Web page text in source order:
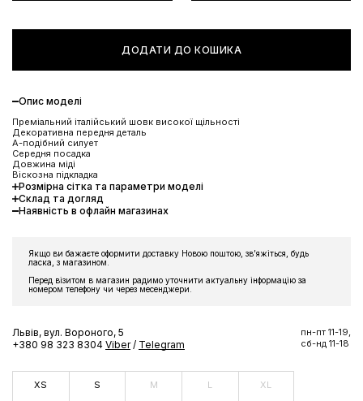
ДОДАТИ ДО КОШИКА
Опис моделі
Преміальний італійський шовк високої щільності
Декоративна передня деталь
А-подібний силует
Середня посадка
Довжина міді
Віскозна підкладка
Розмірна сітка та параметри моделі
Склад та догляд
Наявність в офлайн магазинах
Якщо ви бажаєте оформити доставку Новою поштою, звʼяжіться, будь
ласка, з магазином.
Перед візитом в магазин радимо уточнити актуальну інформацію за
номером телефону чи через месенджери.
Львів, вул. Вороного, 5
+380 98 323 8304 Viber / Telegram
пн-пт 11-19,
сб-нд 11-18
XS
S
M
L
XL
ЗНИЖКА 10% НА ПЕРШЕ
Підпишіться на розсилку та отримайте доступ до знижки та
ексклюзивних пропозицій бренду